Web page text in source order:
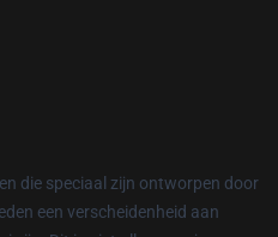
die speciaal zijn ontworpen door
een verscheidenheid aan